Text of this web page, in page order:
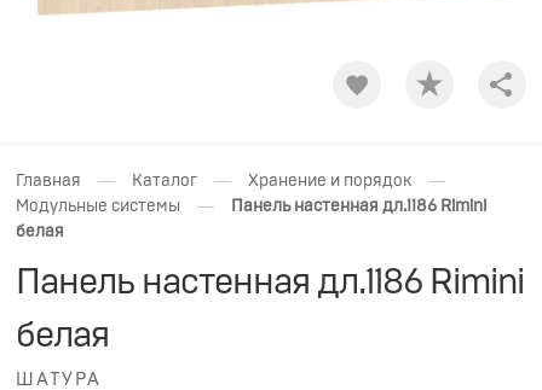
Главная — Каталог — Хранение и порядок —
Модульные системы —
Панель настенная дл.1186 Rimini
белая
Панель настенная дл.1186 Rimini
белая
ШАТУРА